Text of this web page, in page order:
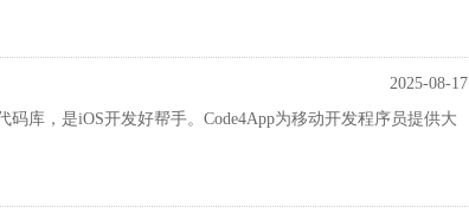
2025-08-17
码库，是iOS开发好帮手。Code4App为移动开发程序员提供大